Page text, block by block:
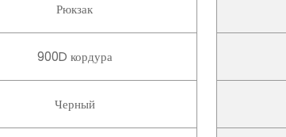
Рюкзак
900D кордура
Черный